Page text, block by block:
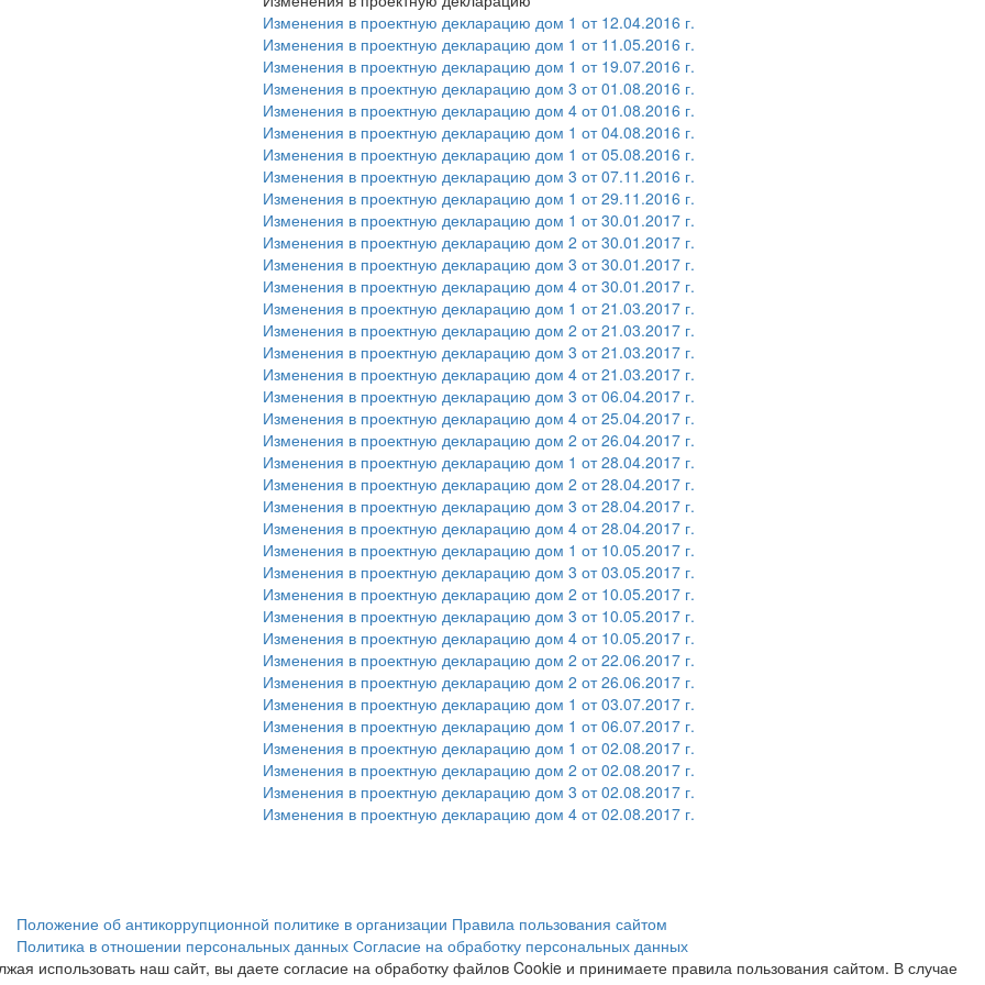
Изменения в проектную декларацию дом 1 от 12.04.2016 г.
Изменения в проектную декларацию дом 1 от 11.05.2016 г.
Изменения в проектную декларацию дом 1 от 19.07.2016 г.
Изменения в проектную декларацию дом 3 от 01.08.2016 г.
Изменения в проектную декларацию дом 4 от 01.08.2016 г.
Изменения в проектную декларацию дом 1 от 04.08.2016 г.
Изменения в проектную декларацию дом 1 от 05.08.2016 г.
Изменения в проектную декларацию дом 3 от 07.11.2016 г.
Изменения в проектную декларацию дом 1 от 29.11.2016 г.
Изменения в проектную декларацию дом 1 от 30.01.2017 г.
Изменения в проектную декларацию дом 2 от 30.01.2017 г.
Изменения в проектную декларацию дом 3 от 30.01.2017 г.
Изменения в проектную декларацию дом 4 от 30.01.2017 г.
Изменения в проектную декларацию дом 1 от 21.03.2017 г.
Изменения в проектную декларацию дом 2 от 21.03.2017 г.
Изменения в проектную декларацию дом 3 от 21.03.2017 г.
Изменения в проектную декларацию дом 4 от 21.03.2017 г.
Изменения в проектную декларацию дом 3 от 06.04.2017 г.
Изменения в проектную декларацию дом 4 от 25.04.2017 г.
Изменения в проектную декларацию дом 2 от 26.04.2017 г.
Изменения в проектную декларацию дом 1 от 28.04.2017 г.
Изменения в проектную декларацию дом 2 от 28.04.2017 г.
Изменения в проектную декларацию дом 3 от 28.04.2017 г.
Изменения в проектную декларацию дом 4 от 28.04.2017 г.
Изменения в проектную декларацию дом 1 от 10.05.2017 г.
Изменения в проектную декларацию дом 3 от 03.05.2017 г.
Изменения в проектную декларацию дом 2 от 10.05.2017 г.
Изменения в проектную декларацию дом 3 от 10.05.2017 г.
Изменения в проектную декларацию дом 4 от 10.05.2017 г.
Изменения в проектную декларацию дом 2 от 22.06.2017 г.
Изменения в проектную декларацию дом 2 от 26.06.2017 г.
Изменения в проектную декларацию дом 1 от 03.07.2017 г.
Изменения в проектную декларацию дом 1 от 06.07.2017 г.
Изменения в проектную декларацию дом 1 от 02.08.2017 г.
Изменения в проектную декларацию дом 2 от 02.08.2017 г.
Изменения в проектную декларацию дом 3 от 02.08.2017 г.
Изменения в проектную декларацию дом 4 от 02.08.2017 г.
Положение об антикоррупционной политике в организации Правила пользования сайтом
Политика в отношении персональных данных Согласие на обработку персональных данных
использовать наш сайт, вы даете согласие на обработку файлов Cookie и принимаете правила пользования сайтом. В случае